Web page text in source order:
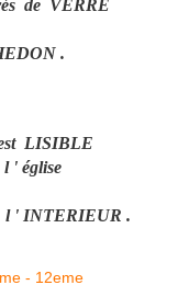
de VERRE
.
LISIBLE
' église
' INTERIEUR .
- 12eme